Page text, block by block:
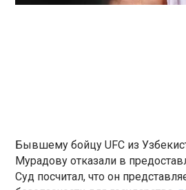
Бывшему бойцу UFC из
Мурадову отказали в
Суд посчитал, что он